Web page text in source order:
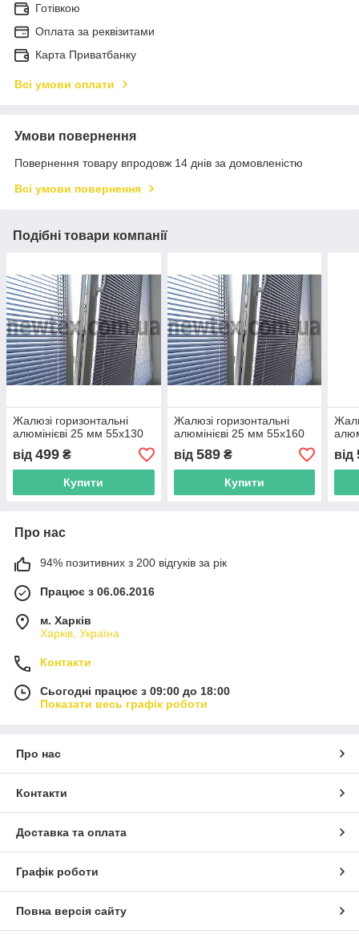
Готівкою
Оплата за реквізитами
Карта Приватбанку
Всі умови оплати
Умови повернення
Повернення товару впродовж 14 днів за домовленістю
Всі умови повернення
Подібні товари компанії
Жалюзі горизонтальні
алюмінієві 25 мм 55х130
від 499 ₴
Купити
Жалюзі горизонтальні
алюмінієві 25 мм 55х160
від 589₴
Купити
від
Про нас
94% позитивних з 200 відгуків за рік
Працює з 06.06.2016
м. Харків
Харків, Україна
Контакти
Сьогодні працює з 09:00 до 18:00
Показати весь графік роботи
Про нас
Контакти
Доставка та оплата
Графік роботи
Повна версія сайту